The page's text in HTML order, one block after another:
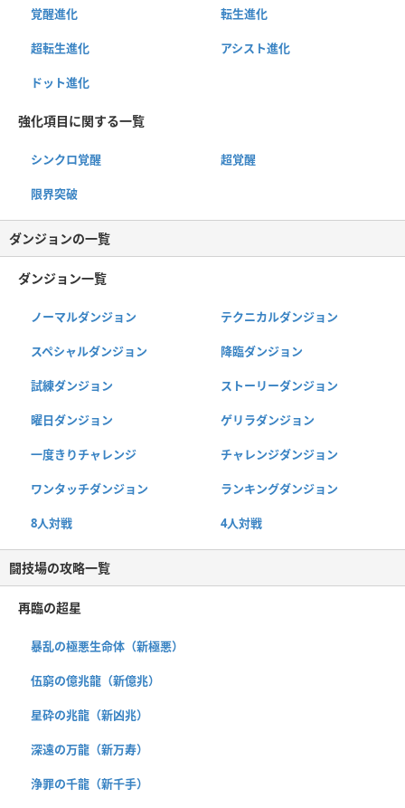
覚醒進化 転生進化
超転生進化 アシスト進化
ドット進化
強化項目に関する一覧
シンクロ覚醒 超覚醒
限界突破
ダンジョンの一覧
ダンジョン一覧
ノーマルダンジョン テクニカルダンジョン
スペシャルダンジョン 降臨ダンジョン
試練ダンジョン ストーリーダンジョン
曜日ダンジョン ゲリラダンジョン
一度きりチャレンジ チャレンジダンジョン
ワンタッチダンジョン ランキングダンジョン
8人対戦 4人対戦
闘技場の攻略一覧
再臨の超星
暴乱の極悪生命体（新極悪）
伍窮の億兆龍（新億兆）
星砕の兆龍（新凶兆）
深遠の万龍（新万寿）
浄罪の千龍（新千手）